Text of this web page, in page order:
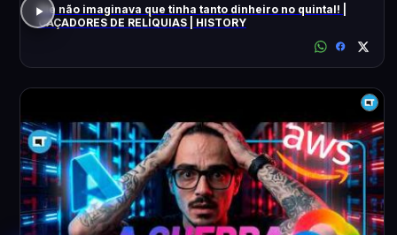
Ele não imaginava que tinha tanto dinheiro no quintal! |
CAÇADORES DE RELÍQUIAS | HISTORY